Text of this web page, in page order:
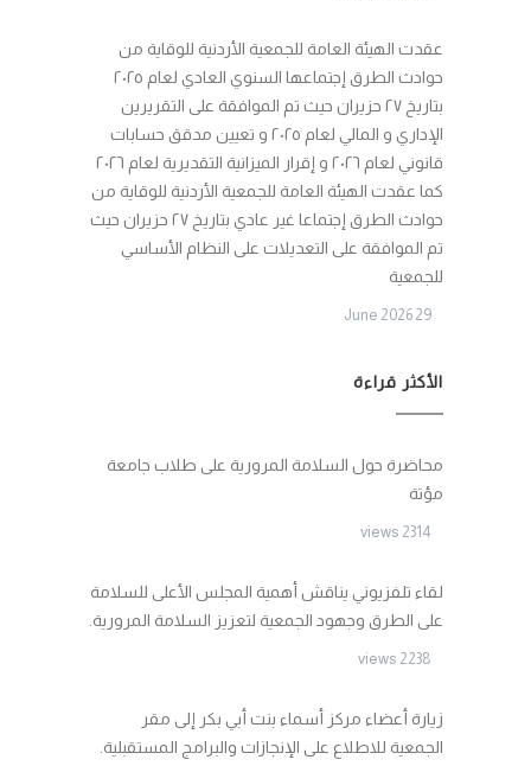
عقدت الهيئة العامة للجمعية الأردنية للوقاية من
حوادث الطرق إجتماعها السنوي العادي لعام ٢٠٢٥
بتاريخ ٢٧ حزيران حيث تم الموافقة على التقريرين
الإداري و المالي لعام ٢٠٢٥ و تعيين مدقق حسابات
قانوني لعام ٢٠٢٦ و إقرار الميزانية التقديرية لعام ٢٠٢٦
كما عقدت الهيئة العامة للجمعية الأردنية للوقاية من
حوادث الطرق إجتماعا غير عادي بتاريخ ٢٧ حزيران حيث
تم الموافقة على التعديلات على النظام الأساسي
للجمعية
29 June 2026
الأكثر قراءة
محاضرة حول السلامة المرورية على طلاب جامعة
مؤتة
2314 views
لقاء تلفزيوني يناقش أهمية المجلس الأعلى للسلامة
على الطرق وجهود الجمعية لتعزيز السلامة المرورية.
2238 views
زيارة أعضاء مركز أسماء بنت أبي بكر إلى مقر
الجمعية للاطلاع على الإنجازات والبرامج المستقبلية.